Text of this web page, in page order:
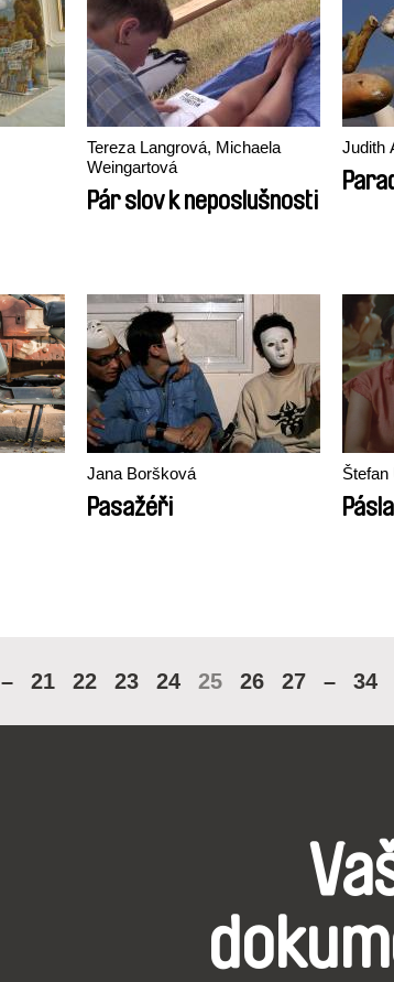
Tereza Langrová, Michaela
Weingartová
Pár slov k neposlušnosti
Judith
Jana Boršková
Pasažéři
Štefan
– 21 22 23 24 25 26 27 – 34